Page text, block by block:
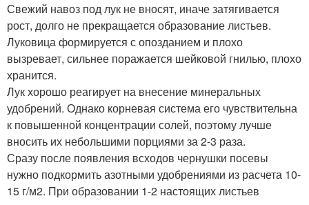
Свежий навоз под лук не вносят, иначе затягивается
рост, долго не прекращается образование листьев.
Луковица формируется с опозданием и плохо
вызревает, сильнее поражается шейковой гнилью, плохо
хранится.
Лук хорошо реагирует на внесение минеральных
удобрений. Однако корневая система его чувствительна
к повышенной концентрации солей, поэтому лучше
вносить их небольшими порциями за 2-3 раза.
Сразу после появления всходов чернушки посевы
нужно подкормить азотными удобрениями из расчета 10-
15 г/м2. При образовании 1-2 настоящих листьев